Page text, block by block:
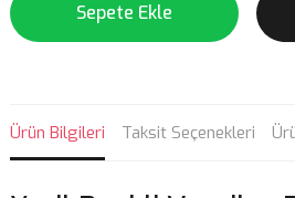
Sepete Ekle
Ürün Bilgileri Taksit Seçenekleri